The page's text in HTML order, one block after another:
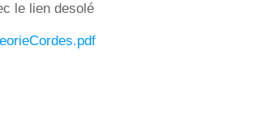
le lien desolé